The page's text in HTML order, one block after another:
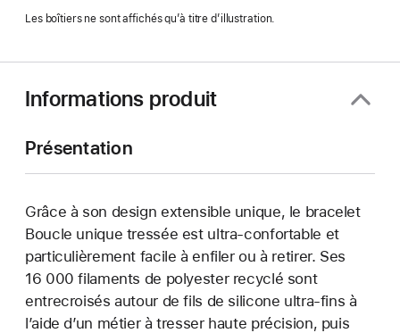
Les boîtiers ne sont affichés qu’à titre d’illustration.
Informations produit
Présentation
Grâce à son design extensible unique, le bracelet
Boucle unique tressée est ultra-confortable et
particulièrement facile à enfiler ou à retirer. Ses
16 000 filaments de polyester recyclé sont
entrecroisés autour de fils de silicone ultra-fins à
l’aide d’un métier à tresser haute précision, puis